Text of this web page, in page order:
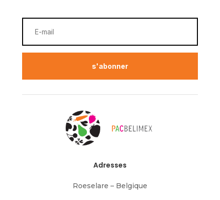
s'abonner
Adresses
Roeselare – Belgique